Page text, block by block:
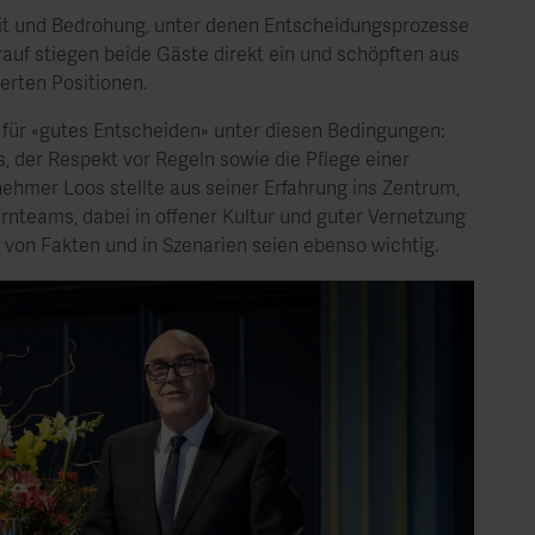
Bedrohung, unter denen Entscheidungsprozesse
stiegen beide Gäste direkt ein und schöpften aus
Positionen.
«gutes Entscheiden» unter diesen Bedingungen:
der Respekt vor Regeln sowie die Pflege einer
Loos stellte aus seiner Erfahrung ins Zentrum,
dabei in offener Kultur und guter Vernetzung
Fakten und in Szenarien seien ebenso wichtig.